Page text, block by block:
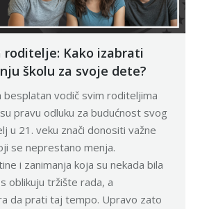
roditelje: Kako izabrati
školu za svoje dete?
besplatan vodič svim roditeljima
pravu odluku za budućnost svog
u 21. veku znači donositi važne
se neprestano menja.
i zanimanja koja su nekada bila
oblikuju tržište rada, a
da prati taj tempo. Upravo zato